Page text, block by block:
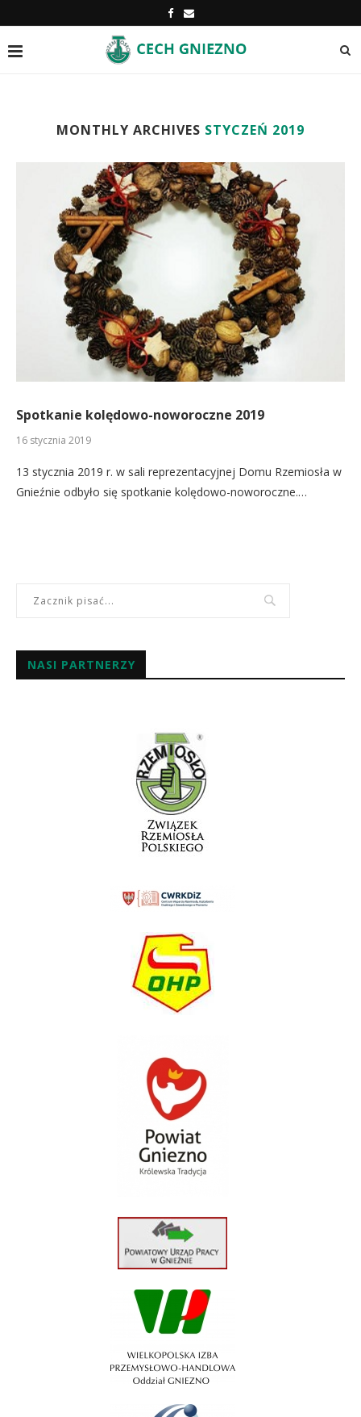
MONTHLY ARCHIVES STYCZEŃ 2019
Spotkanie kolędowo-noworoczne 2019
16 stycznia 2019
13 stycznia 2019 r. w sali reprezentacyjnej Domu Rzemiosła w
Gnieźnie odbyło się spotkanie kolędowo-noworoczne.…
NASI PARTNERZY